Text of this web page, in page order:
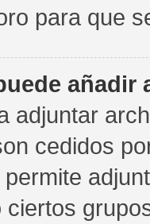
para que
adjuntar
cedidos